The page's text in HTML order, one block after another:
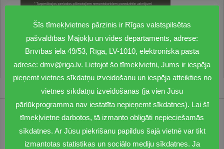
Par ko būs jāmaksā visiem īrniekiem?
1201
dmv@riga.lv
Šīs tīmekļvietnes pārzinis ir Rīgas valstspilsētas
pašvaldības Mājokļu un vides departaments, adrese:
Brīvības iela 49/53, Rīga, LV-1010, elektroniskā pasta
adrese: dmv@riga.lv. Lietojot šo tīmekļvietni, Jums ir iespēja
pieņemt vietnes sīkdatņu izveidošanu un iespēja atteikties no
vietnes sīkdatņu izveidošanas (ja vien Jūsu
pārlūkprogramma nav iestatīta nepieņemt sīkdatnes). Lai šī
tīmekļvietne darbotos, tā izmanto obligāti nepieciešamās
sīkdatnes. Ar Jūsu piekrišanu papildus šajā vietnē var tikt
izmantotas statistikas un sociālo mediju sīkdatnes. Ja